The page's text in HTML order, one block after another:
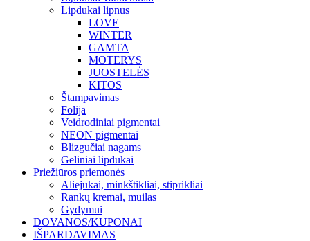
Lipdukai lipnus
LOVE
WINTER
GAMTA
MOTERYS
JUOSTELĖS
KITOS
Štampavimas
Folija
Veidrodiniai pigmentai
NEON pigmentai
Blizgučiai nagams
Geliniai lipdukai
Priežiūros priemonės
Aliejukai, minkštikliai, stiprikliai
Rankų kremai, muilas
Gydymui
DOVANOS/KUPONAI
IŠPARDAVIMAS